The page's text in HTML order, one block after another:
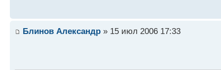
Блинов Александр » 15 июл 2006 17:33